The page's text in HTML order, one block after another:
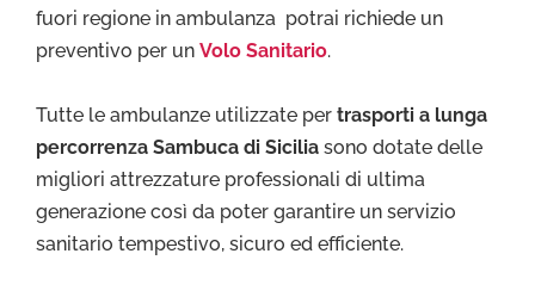
fuori regione in ambulanza potrai richiede un
preventivo per un Volo Sanitario.
Tutte le ambulanze utilizzate per trasporti a lunga
percorrenza Sambuca di Sicilia sono dotate delle
migliori attrezzature professionali di ultima
generazione così da poter garantire un servizio
sanitario tempestivo, sicuro ed efficiente.